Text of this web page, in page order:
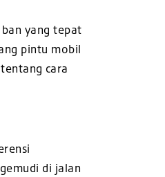
yang tepat
pintu mobil
cara
di jalan